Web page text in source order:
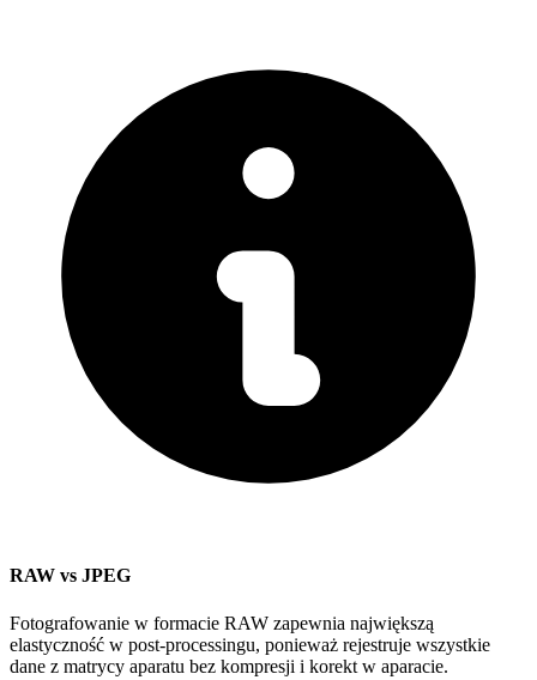
RAW vs JPEG
Fotografowanie w formacie RAW zapewnia największą
elastyczność w post-processingu, ponieważ rejestruje wszystkie
dane z matrycy aparatu bez kompresji i korekt w aparacie.